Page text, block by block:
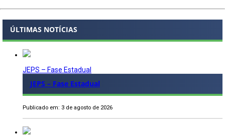
ÚLTIMAS NOTÍCIAS
JEPS – Fase Estadual
JEPS – Fase Estadual
Publicado em: 3 de agosto de 2026